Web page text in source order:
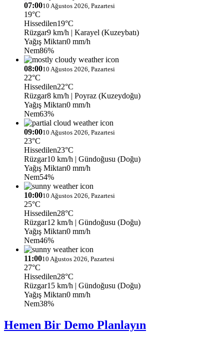
07:0010 Ağustos 2026, Pazartesi
19°C
Hissedilen19°C
Rüzgar9 km/h | Karayel (Kuzeybatı)
Yağış Miktarı0 mm/h
Nem86%
08:0010 Ağustos 2026, Pazartesi
22°C
Hissedilen22°C
Rüzgar8 km/h | Poyraz (Kuzeydoğu)
Yağış Miktarı0 mm/h
Nem63%
09:0010 Ağustos 2026, Pazartesi
23°C
Hissedilen23°C
Rüzgar10 km/h | Gündoğusu (Doğu)
Yağış Miktarı0 mm/h
Nem54%
10:0010 Ağustos 2026, Pazartesi
25°C
Hissedilen28°C
Rüzgar12 km/h | Gündoğusu (Doğu)
Yağış Miktarı0 mm/h
Nem46%
11:0010 Ağustos 2026, Pazartesi
27°C
Hissedilen28°C
Rüzgar15 km/h | Gündoğusu (Doğu)
Yağış Miktarı0 mm/h
Nem38%
Hemen Bir Demo Planlayın